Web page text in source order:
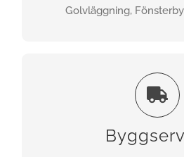
Golvläggning,